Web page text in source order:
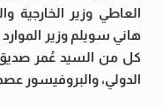
العاطي وزير الخارجية
هاني سويلم وزير
كل من السيد عُمر صديق
الدولي، والبروفيسور